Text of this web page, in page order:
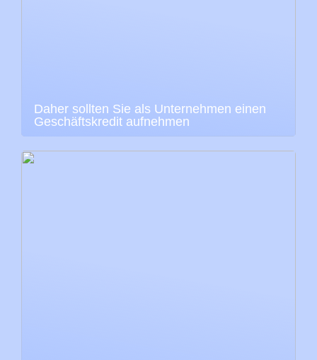
Daher sollten Sie als Unternehmen einen
Geschäftskredit aufnehmen